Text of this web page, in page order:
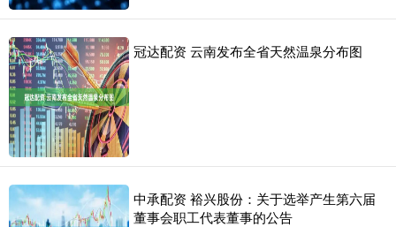
冠达配资 云南发布全省天然温泉分布图
中承配资 裕兴股份：关于选举产生第六届
董事会职工代表董事的公告